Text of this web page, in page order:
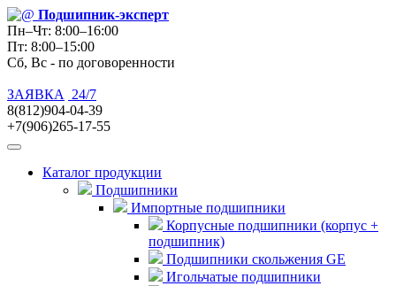
Подшипник-эксперт
Пн–Чт: 8:00–16:00
Пт: 8:00–15:00
Сб, Вс - по договоренности
ЗАЯВКА
24/7
8(812)904-04-39
+7(906)265-17-55
Каталог продукции
Подшипники
Импортные подшипники
Корпусные подшипники (корпус +
подшипник)
Подшипники скольжения GE
Игольчатые подшипники